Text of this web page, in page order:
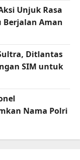
Unjuk Rasa
Berjalan Aman
Ditlantas
SIM untuk
Nama Polri